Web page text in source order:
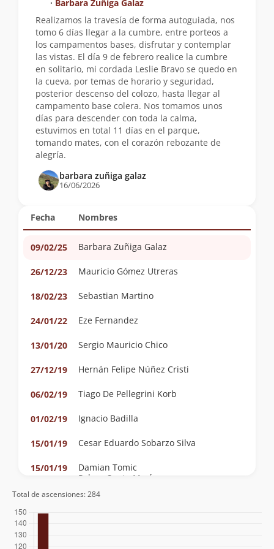
Fecha Nombres
09/02/25 Barbara Zuñiga Galaz
26/12/23 Mauricio Gómez Utreras
18/02/23 Sebastian Martino
24/01/22 Eze Fernandez
13/01/20 Sergio Mauricio Chico
27/12/19 Hernán Felipe Núñez Cristi
06/02/19 Tiago De Pellegrini Korb
01/02/19 Ignacio Badilla
15/01/19 Cesar Eduardo Sobarzo Silva
15/01/19
Damian Tomic
Pelayo Santa María
13/02/18
Eric Azua Gargurevich
∙ Barbara Zuñiga Galaz
Realizamos la travesía de forma autoguiada, nos
tomo 6 días llegar a la cumbre, entre porteos a
los campamentos bases, disfrutar y contemplar
las vistas. El día 9 de febrero realice la cumbre
en solitario, mi cordada Leslie Bravo se quedo en
la cueva, por temas de horario y seguridad,
posterior descenso del colozo, hasta llegar al
campamento base colera. Nos tomamos unos
días para descender con toda la calma,
estuvimos en total 11 días en el parque,
tomando mates, con el corazón rebozante de
alegría.
barbara zuñiga galaz
16/06/2026
Total de ascensiones: 284